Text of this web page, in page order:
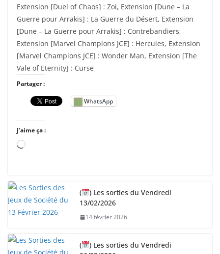
Extension [Duel of Chaos] : Zoi, Extension [Dune – La
Guerre pour Arrakis] : La Guerre du Désert, Extension
[Dune – La Guerre pour Arrakis] : Contrebandiers,
Extension [Marvel Champions JCE] : Hercules, Extension
[Marvel Champions JCE] : Wonder Man, Extension [The
Vale of Eternity] : Curse
Partager :
WhatsApp
J’aime ça :
C
n
(
) Les sorties du Vendredi
13/02/2026
14 février 2026
(
) Les sorties du Vendredi